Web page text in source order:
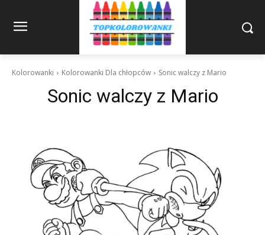
Kolorowanki Kolorowanki Dla chłopców Sonic walczy z Mario
Sonic walczy z Mario